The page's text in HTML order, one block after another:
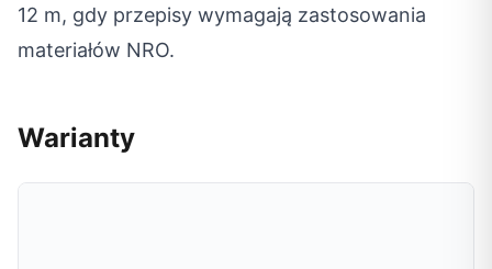
12 m, gdy przepisy wymagają zastosowania
materiałów NRO.
Warianty